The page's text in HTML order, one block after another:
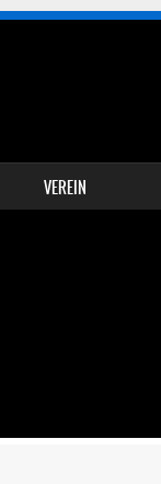
VEREIN